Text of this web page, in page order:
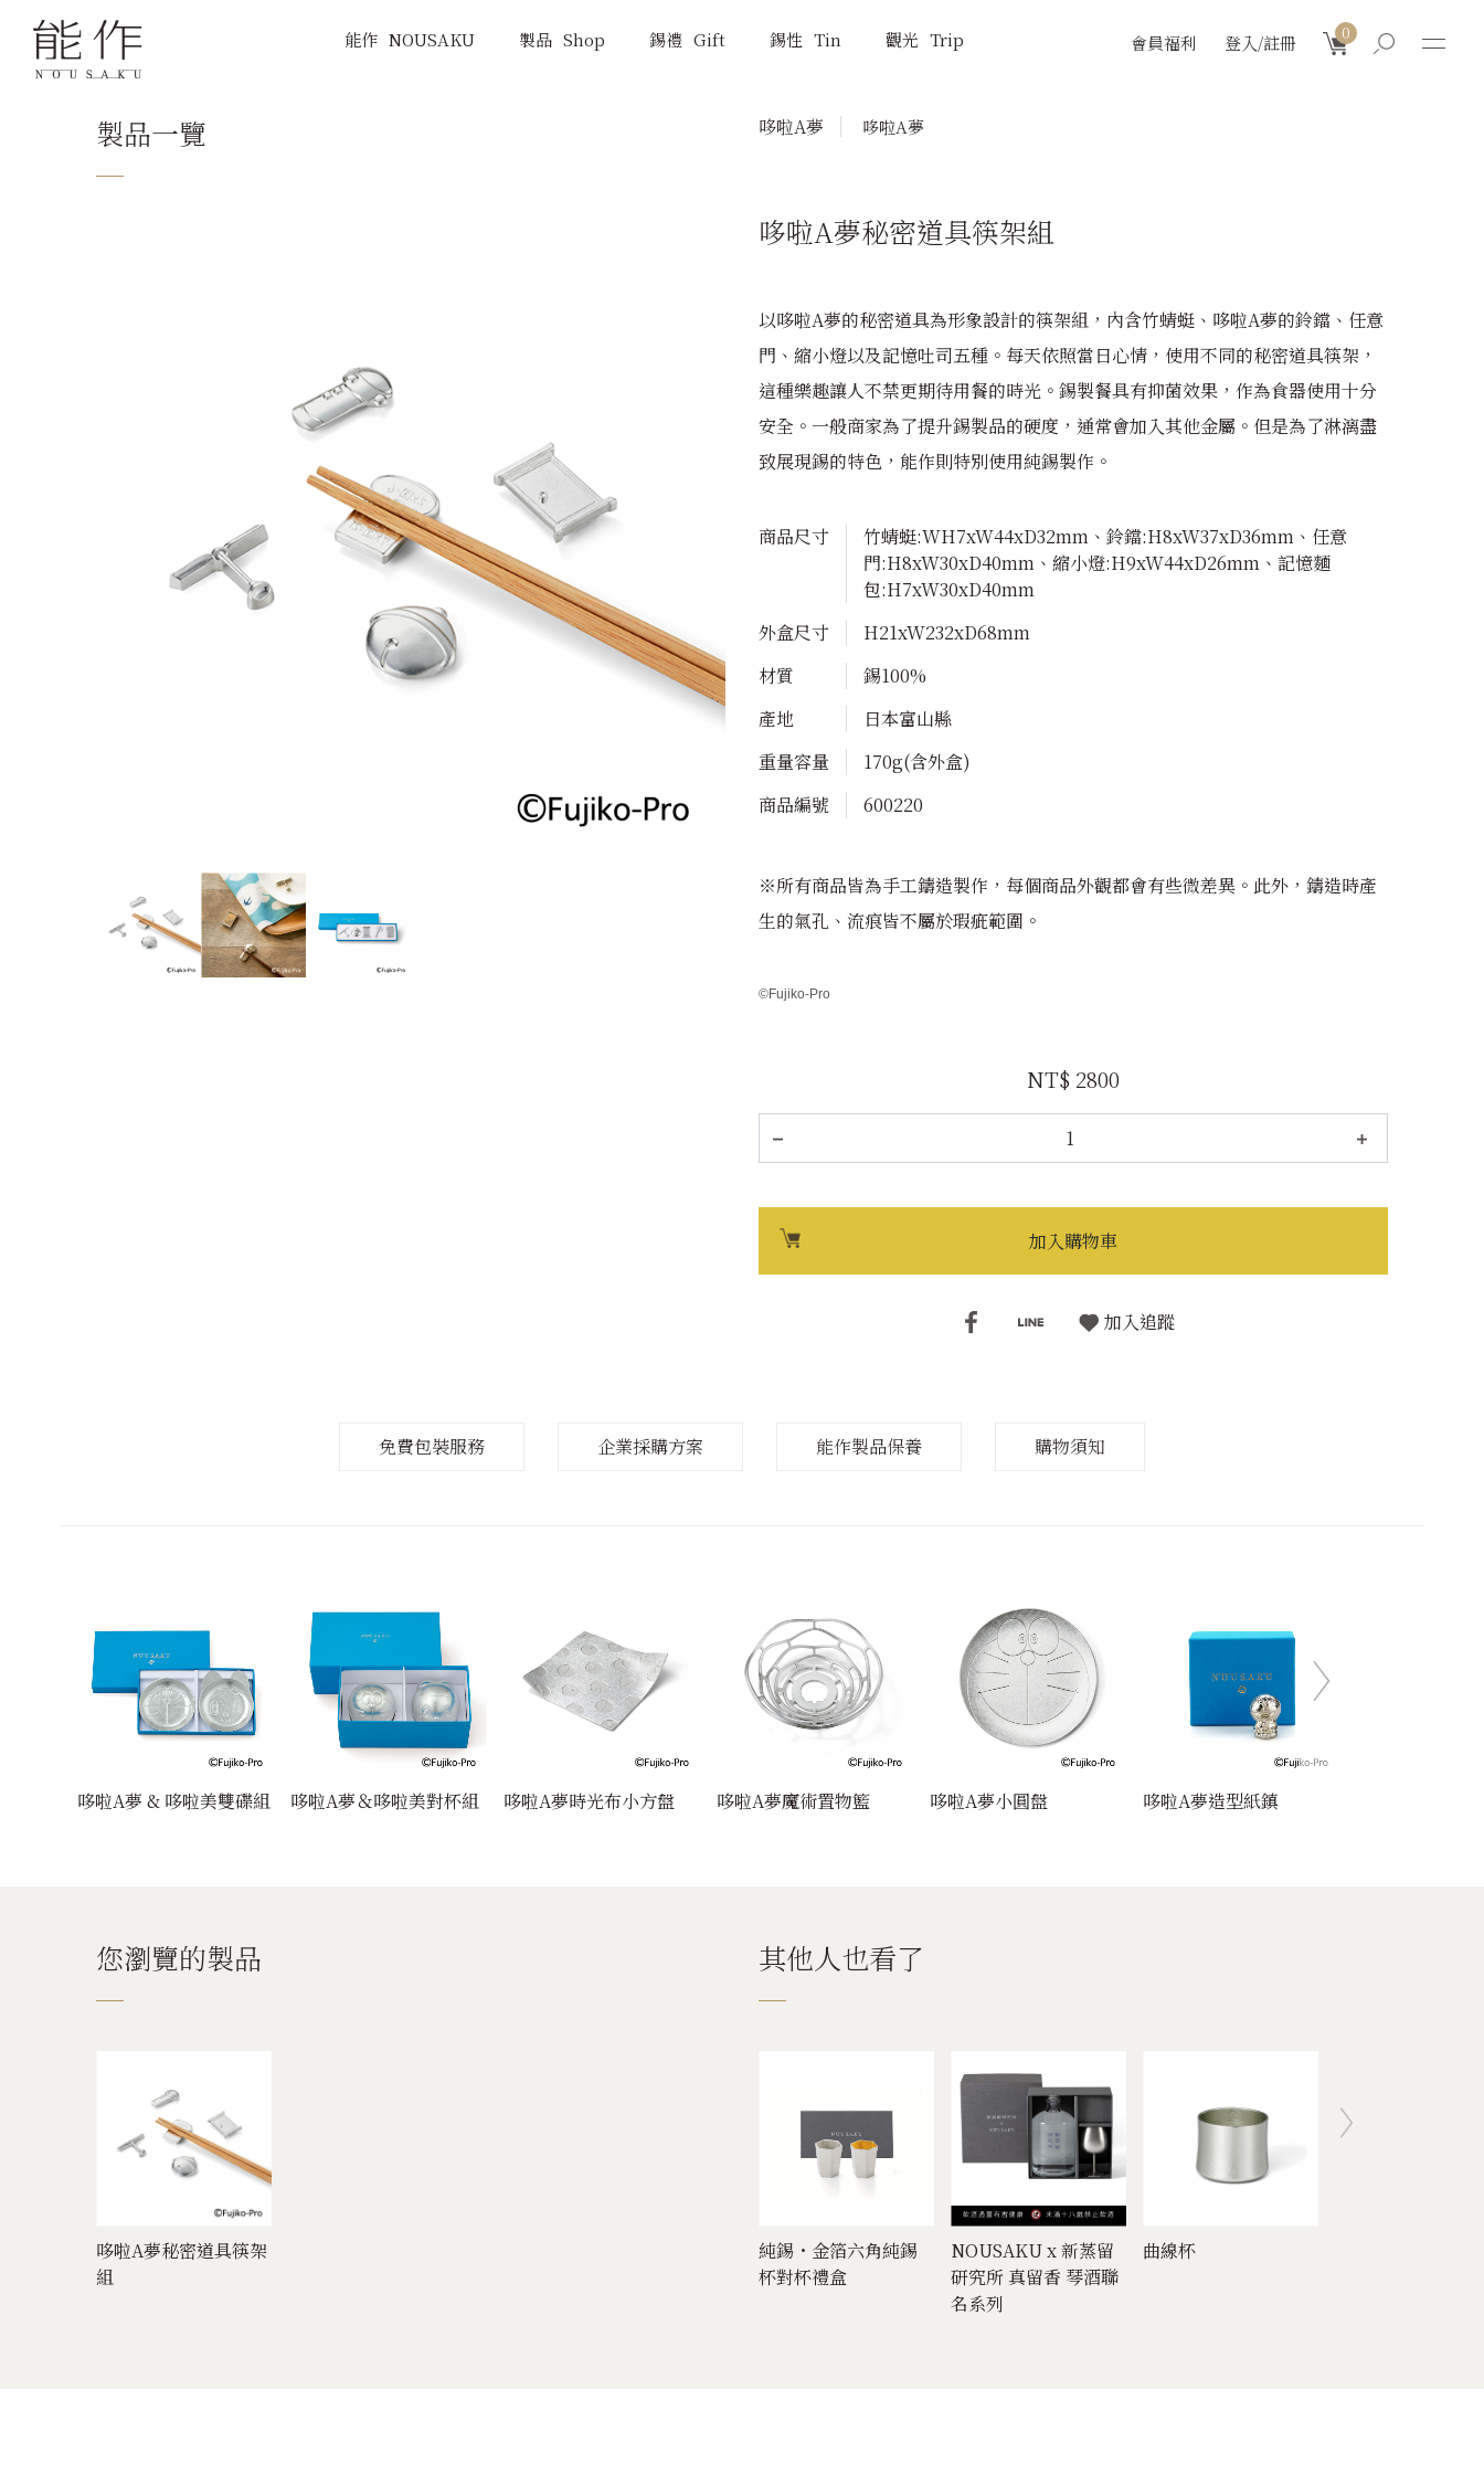
會員福利 登入/註冊 0
KAGO的柔韌魅力
無氏製作
哆啦A夢
高岡的著色技術
典藏日本風情
能作 NOUSAKU 製品 Shop 錫禮 Gift 錫性 Tin 觀光 Trip
製品一覽 哆啦A夢 哆啦A夢
哆啦A夢秘密道具筷架組
以哆啦A夢的秘密道具為形象設計的筷架組，內含竹蜻蜓、哆啦A夢的鈴鐺、任意
門、縮小燈以及記憶吐司五種。每天依照當日心情，使用不同的秘密道具筷架，
這種樂趣讓人不禁更期待用餐的時光。錫製餐具有抑菌效果，作為食器使用十分
安全。一般商家為了提升錫製品的硬度，通常會加入其他金屬。但是為了淋漓盡
致展現錫的特色，能作則特別使用純錫製作。
商品尺寸
竹蜻蜓:WH7xW44xD32mm、鈴鐺:H8xW37xD36mm、任意
門:H8xW30xD40mm、縮小燈:H9xW44xD26mm、記憶麵
包:H7xW30xD40mm
外盒尺寸
H21xW232xD68mm
材質
錫100%
產地
日本富山縣
重量容量
170g(含外盒)
商品編號
600220
※所有商品皆為手工鑄造製作，每個商品外觀都會有些微差異。此外，鑄造時產
生的氣孔、流痕皆不屬於瑕疵範圍。
©Fujiko-Pro
NT$ 2800
加入購物車
加入追蹤
免費包裝服務 企業採購方案 能作製品保養 購物須知
哆啦A夢 & 哆啦美雙碟組 哆啦A夢＆哆啦美對杯組 哆啦A夢時光布小方盤 哆啦A夢魔術置物籃 哆啦A夢小圓盤 哆啦A夢造型紙鎮
您瀏覽的製品
哆啦A夢秘密道具筷架
組
其他人也看了
曲線杯
純錫・金箔六角純錫
杯對杯禮盒
NOUSAKU x 新蒸留
研究所 真留香 琴酒聯
名系列
曲線杯